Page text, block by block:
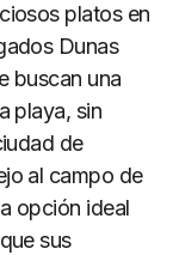
platos en
Dunas
buscan una
playa, sin
de
al campo de
opción ideal
sus